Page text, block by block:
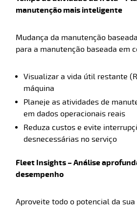
manutenção mais inteligente
Mudança da manutenção
para a manutenção baseada em
Visualizar a vida útil restante
máquina
Planeje as atividades de
em dados operacionais reais
Reduza custos e evite
desnecessárias no serviço
Fleet Insights – Análise
desempenho
Aproveite todo o potencial da